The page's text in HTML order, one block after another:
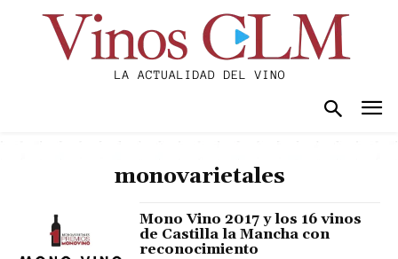
monovarietales
Mono Vino 2017 y los 16 vinos
de Castilla la Mancha con
reconocimiento